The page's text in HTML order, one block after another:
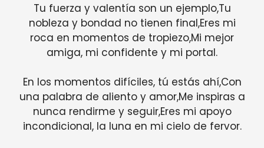
Tu fuerza y valentía son un ejemplo,Tu
nobleza y bondad no tienen final,Eres mi
roca en momentos de tropiezo,Mi mejor
amiga, mi confidente y mi portal.
En los momentos difíciles, tú estás ahí,Con
una palabra de aliento y amor,Me inspiras a
nunca rendirme y seguir,Eres mi apoyo
incondicional, la luna en mi cielo de fervor.